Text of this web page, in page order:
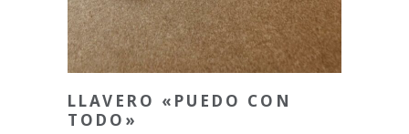
LLAVERO «PUEDO CON
TODO»